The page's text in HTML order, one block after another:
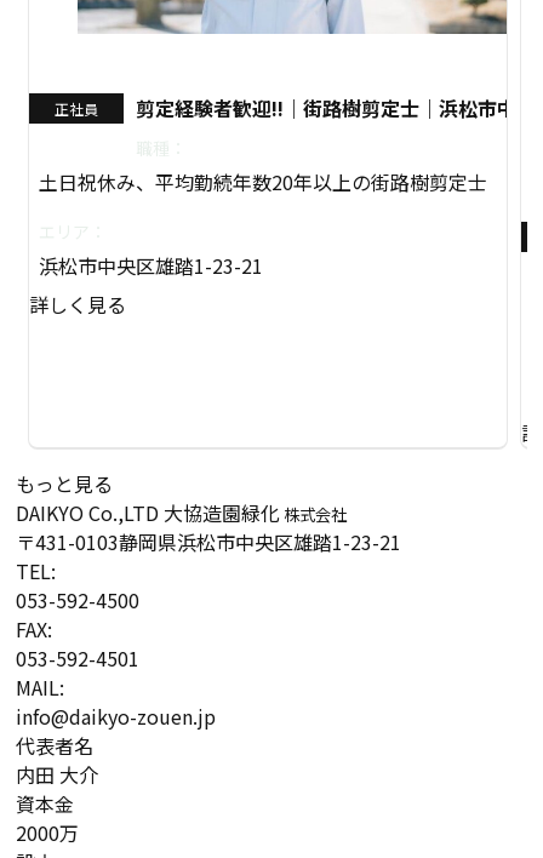
正社員 剪定経験者歓迎!!｜街路樹剪定士｜浜松市中央
土日祝休み、平均勤続年数20年以上の街路樹剪定士
浜松市中央区雄踏1-23-21
詳しく見る
もっと見る
DAIKYO Co.,LTD 大協造園緑化 株式会社
〒431-0103静岡県浜松市中央区雄踏1-23-21
TEL:
053-592-4500
FAX:
053-592-4501
MAIL:
info@daikyo-zouen.jp
代表者名
内田 大介
資本金
2000万